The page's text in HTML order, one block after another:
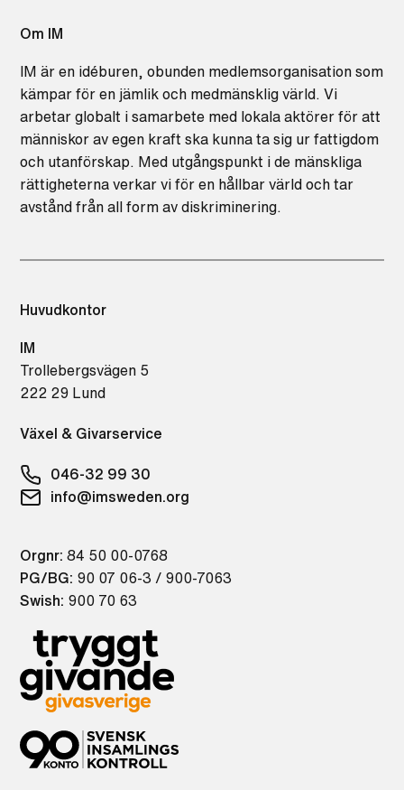
Om IM
IM är en idéburen, obunden medlemsorganisation som
kämpar för en jämlik och medmänsklig värld. Vi
arbetar globalt i samarbete med lokala aktörer för att
människor av egen kraft ska kunna ta sig ur fattigdom
och utanförskap. Med utgångspunkt i de mänskliga
rättigheterna verkar vi för en hållbar värld och tar
avstånd från all form av diskriminering.
Huvudkontor
IM
Trollebergsvägen 5
222 29 Lund
Växel & Givarservice
046-32 99 30
info@imsweden.org
Orgnr: 84 50 00-0768
PG/BG: 90 07 06-3 / 900-7063
Swish: 900 70 63